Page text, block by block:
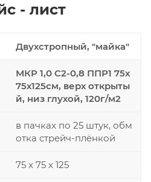
- лист
Двухстропный, "майка"
МКР 1,0 С2-0,8 ППР1 75х
75х125см, верх открыты
й, низ глухой, 120г/м2
в пачках по 25 штук, обм
отка стрейч-плёнкой
75 x 75 x 125